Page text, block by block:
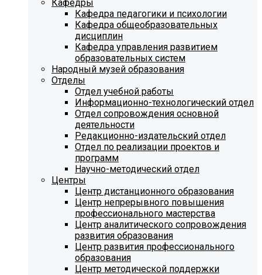
Кафедры
Кафедра педагогики и психологии
Кафедра общеобразовательных
дисциплин
Кафедра управления развитием
образовательных систем
Народный музей образования
Отделы
Отдел учебной работы
Информационно-технологический отдел
Отдел сопровождения основной
деятельности
Редакционно-издательский отдел
Отдел по реализации проектов и
программ
Научно-методический отдел
Центры
Центр дистанционного образования
Центр непрерывного повышения
профессионального мастерства
Центр аналитического сопровождения
развития образования
Центр развития профессионального
образования
Центр методической поддержки